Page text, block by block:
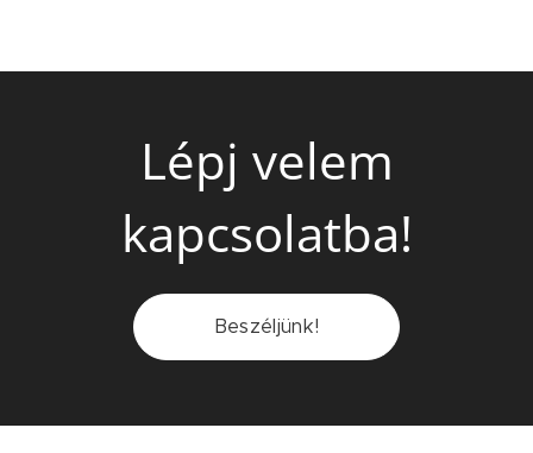
Lépj velem
kapcsolatba!
Beszéljünk!